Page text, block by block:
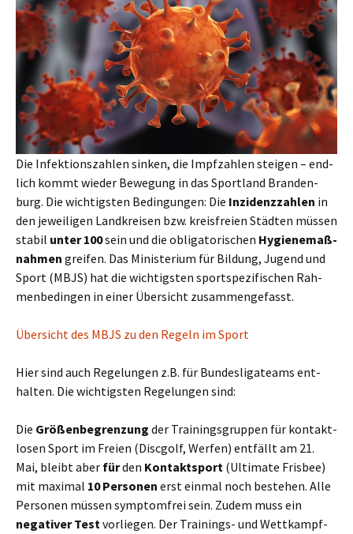
Die Infek­ti­ons­zah­len sin­ken, die Impf­zah­len stei­gen – end­
lich kommt wie­der Bewe­gung in das Sport­land Bran­den­
burg. Die wich­tigs­ten Bedin­gun­gen: Die Inzi­denz­zah­len in
den jewei­li­gen Land­krei­sen bzw. kreis­frei­en Städ­ten müs­sen
sta­bil unter 100sein und die obli­ga­to­ri­schen Hygie­ne­maß­
nah­men grei­fen. Das Minis­te­ri­um für Bil­dung, Jugend und
Sport (MBJS) hat die wich­tigs­ten sport­spe­zi­fi­schen Rah­
men­be­din­gen in einer Über­sicht zusammengefasst.
Über­sicht des MBJS zu den Regeln im Sport
Hier sind auch Rege­lun­gen z.B. für Bun­des­li­ga­teams ent­
hal­ten. Die wich­tigs­ten Rege­lun­gen sind:
Die Grö­ßen­be­gren­zung der Trai­nings­grup­pen für kon­takt­
lo­sen Sport im Frei­en (Disc­golf, Wer­fen) ent­fällt am 21.
Mai, bleibt aber fürden Kon­takt­sport (Ulti­ma­te Fris­bee)
mit maxi­mal 10 Per­so­nen erst ein­mal noch bestehen. Alle
Per­so­nen müs­sen sym­ptom­frei sein. Zudem muss ein
nega­ti­ver Test vor­lie­gen. Der Trai­nings- und Wett­kampf­